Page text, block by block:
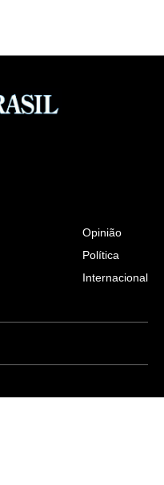
Opinião
Política
Internacional